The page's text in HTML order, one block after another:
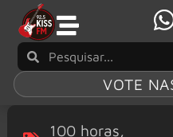
VOTE
100 horas,